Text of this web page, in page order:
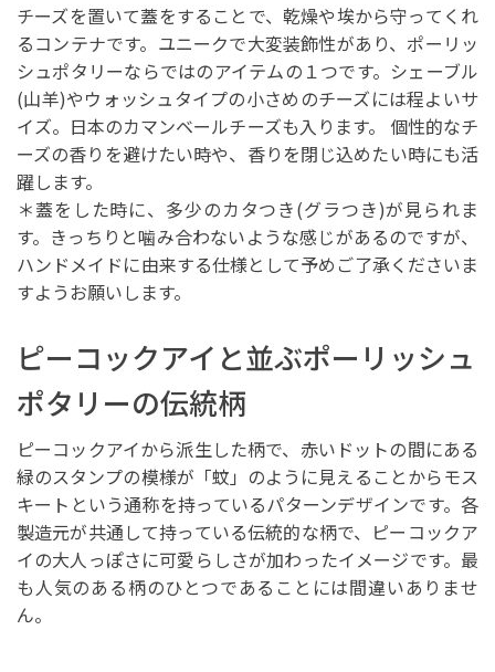
チーズを置いて蓋をすることで、乾燥や埃から守ってくれ
るコンテナです。ユニークで大変装飾性があり、ポーリッ
シュポタリーならではのアイテムの１つです。シェーブル
(山羊)やウォッシュタイプの小さめのチーズには程よいサ
イズ。日本のカマンベールチーズも入ります。 個性的なチ
ーズの香りを避けたい時や、香りを閉じ込めたい時にも活
躍します。
＊蓋をした時に、多少のカタつき(グラつき)が見られま
す。きっちりと噛み合わないような感じがあるのですが、
ハンドメイドに由来する仕様として予めご了承くださいま
すようお願いします。
ピーコックアイと並ぶポーリッシュ
ポタリーの伝統柄
ピーコックアイから派生した柄で、赤いドットの間にある
緑のスタンプの模様が「蚊」のように見えることからモス
キートという通称を持っているパターンデザインです。各
製造元が共通して持っている伝統的な柄で、ピーコックア
イの大人っぽさに可愛らしさが加わったイメージです。最
も人気のある柄のひとつであることには間違いありませ
ん。